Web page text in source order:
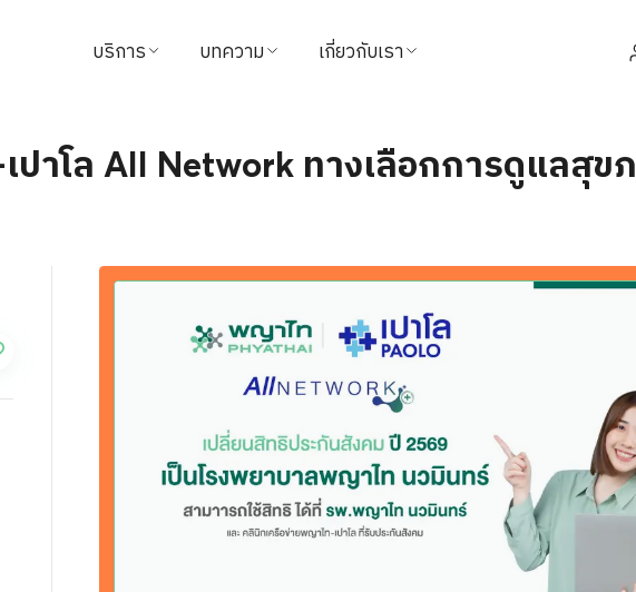
บริการ
นัดหมาย
แพ็กเกจ & โปรโมชั่น
ศูนย์ทางการแพทย์
นโยบายการคืนเงิน
บทความ
วิดีโอ
เกี่ยวกับเรา
วิสัยทัศน์และพันธกิจ
นักลงทุนสัมพันธ์
รางวัล
ติดต่อเรา
ข่าวสาร
กิจกรรม
ปาโล All Network ทางเลือกการดูแลสุ